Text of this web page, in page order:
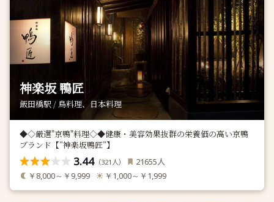
神楽坂 鴨匠
飯田橋駅 / 鳥料理、日本料理
◆◇厳選"京鴨"料理◇◆健康・美容効果抜群の栄養価の高い京鴨
ブランド【”神楽坂鴨匠”】
3.44（321 人） 21655人
￥8,000～￥9,999 ￥1,000～￥1,999